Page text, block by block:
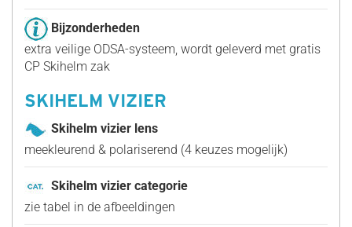
Bijzonderheden
extra veilige ODSA-systeem, wordt geleverd met gratis
CP Skihelm zak
SKIHELM VIZIER
Skihelm vizier lens
meekleurend & polariserend (4 keuzes mogelijk)
Skihelm vizier categorie
zie tabel in de afbeeldingen